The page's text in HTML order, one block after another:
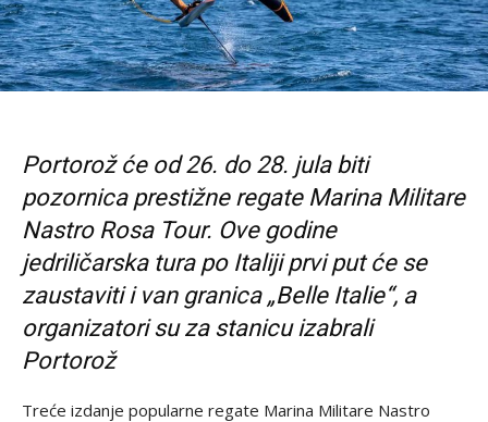
Portorož će od 26. do 28. jula biti
pozornica prestižne regate Marina Militare
Nastro Rosa Tour. Ove godine
jedriličarska tura po Italiji prvi put će se
zaustaviti i van granica „Belle Italie“, a
organizatori su za stanicu izabrali
Portorož
Treće izdanje popularne regate Marina Militare Nastro